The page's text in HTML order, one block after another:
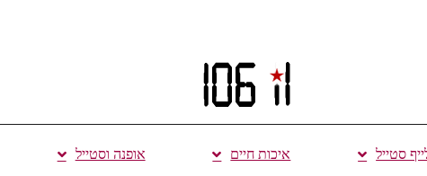
סטייל איכות חיים אופנה וסטייל